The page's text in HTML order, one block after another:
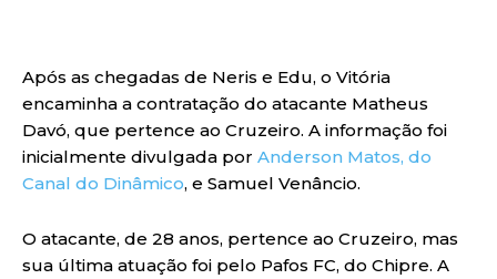
Após as chegadas de Neris e Edu, o Vitória
encaminha a contratação do atacante Matheus
Davó, que pertence ao Cruzeiro. A informação foi
inicialmente divulgada por Anderson Matos, do
Canal do Dinâmico, e Samuel Venâncio.
O atacante, de 28 anos, pertence ao Cruzeiro, mas
sua última atuação foi pelo Pafos FC, do Chipre. A